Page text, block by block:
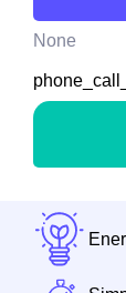
None